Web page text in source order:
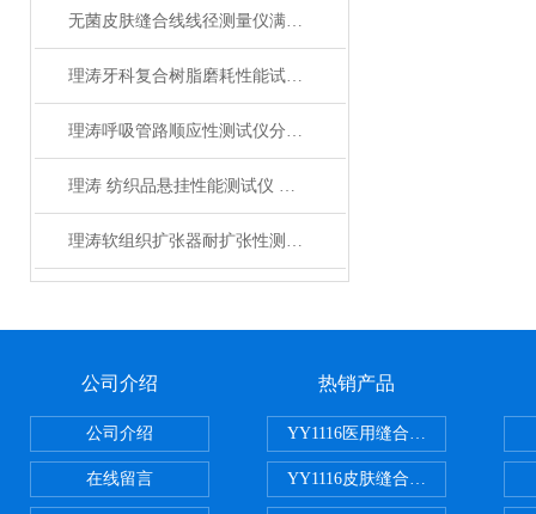
无菌皮肤缝合线线径测量仪满足标准YY1116-2010带劲！
理涛牙科复合树脂磨耗性能试验仪源头厂货 符合标准
理涛呼吸管路顺应性测试仪分析标准 专业知识
理涛 纺织品悬挂性能测试仪 不锈钢外壳 速度连续可调
理涛软组织扩张器耐扩张性测试仪测试稳定
公司介绍
公司介绍
在线留言
热销产品
YY1116医用缝合线线径试验仪
YY1116皮肤缝合线线径测量仪